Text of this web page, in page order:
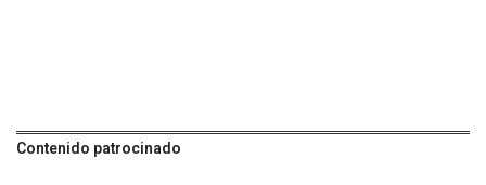
Contenido patrocinado